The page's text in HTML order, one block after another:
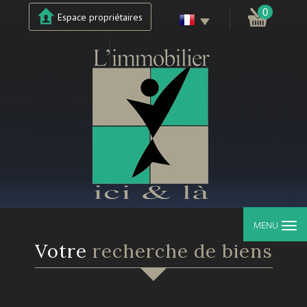
Espace propriétaires 0
MENU
votre recherche de biens